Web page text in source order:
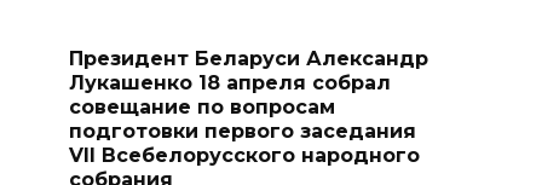
Президент Беларуси Александр
Лукашенко 18 апреля собрал
совещание по вопросам
подготовки первого заседания
VII Всебелорусского народного
собрания